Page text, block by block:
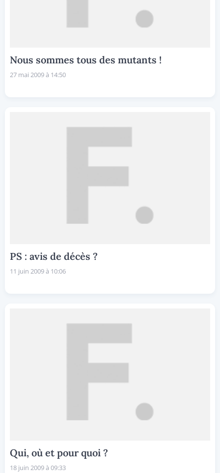
Nous sommes tous des mutants !
27 mai 2009 à 14:50
PS : avis de décès ?
11 juin 2009 à 10:06
Qui, où et pour quoi ?
18 juin 2009 à 09:33